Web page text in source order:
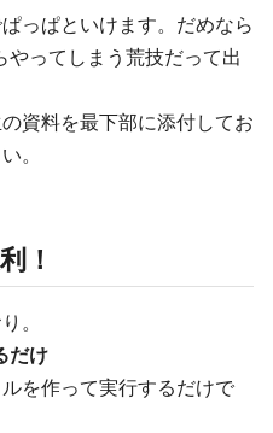
っぱといけます。だめなら
やってしまう荒技だって出
資料を最下部に添付してお
。
！
。
だけ
を作って実行するだけで